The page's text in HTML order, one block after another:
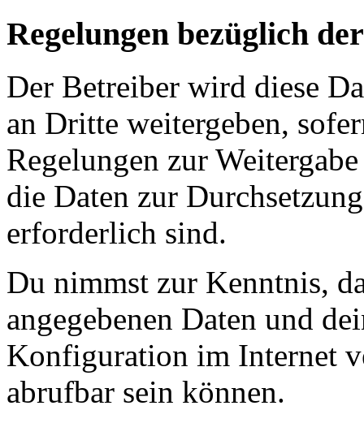
Regelungen bezüglich
Der Betreiber wird diese
an Dritte weitergeben,
Regelungen zur
die Daten zur
erforderlich sind.
Du nimmst zur Kenntnis,
angegebenen Daten und
Konfiguration im Internet
abrufbar sein können.